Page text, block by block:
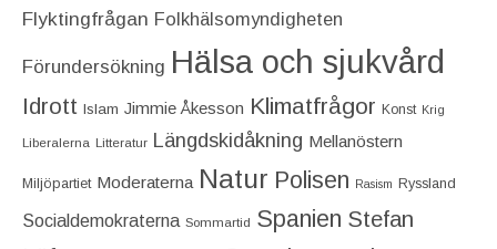
Flyktingfrågan Folkhälsomyndigheten
Förundersökning Hälsa och sjukvård
Idrott Islam Jimmie Åkesson Klimatfrågor Konst Krig
Liberalerna Litteratur Längdskidåkning Mellanöstern
Miljöpartiet Moderaterna Natur Polisen Rasism Ryssland
Socialdemokraterna Sommartid Spanien Stefan